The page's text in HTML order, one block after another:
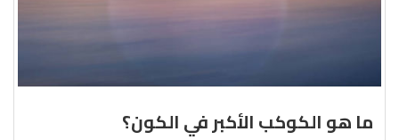
ما هو الكوكب الأكبر في الكون؟